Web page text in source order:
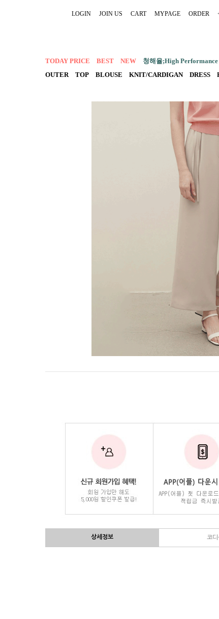
LOGIN JOIN US CART MYPAGE ORDER
TODAY PRICE BEST NEW
청해율;High
OUTER
TOP BLOUSE KNIT/CARDIGAN DRESS
상세정보 코